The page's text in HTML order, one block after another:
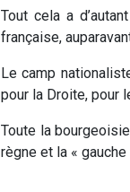
Tout cela a
française,
Le camp
pour la Droite, pour
Toute la
règne et la «